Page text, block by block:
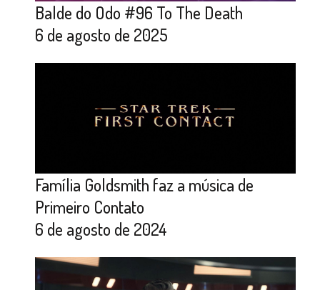
Balde do Odo #96 To The Death
6 de agosto de 2025
Família Goldsmith faz a música de
Primeiro Contato
6 de agosto de 2024